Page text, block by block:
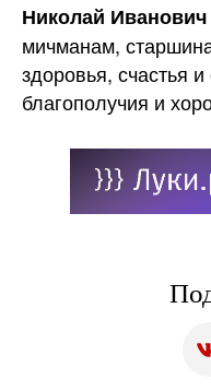
Николай Иванович
мичманам,
здоровья, счастья
благополучия и